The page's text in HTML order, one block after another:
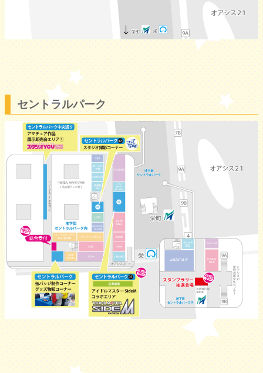
セントラルパーク